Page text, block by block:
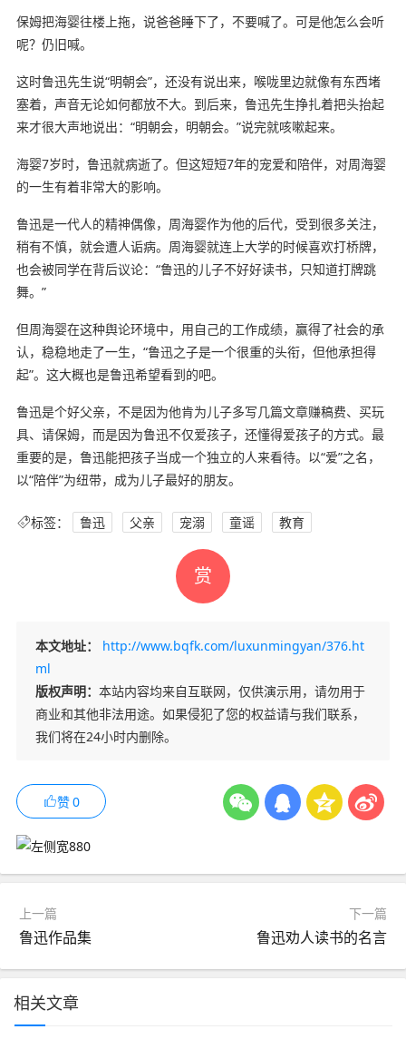
保姆把海婴往楼上拖，说爸爸睡下了，不要喊了。可是他怎么会听
呢？仍旧喊。
这时鲁迅先生说“明朝会”，还没有说出来，喉咙里边就像有东西堵
塞着，声音无论如何都放不大。到后来，鲁迅先生挣扎着把头抬起
来才很大声地说出：“明朝会，明朝会。”说完就咳嗽起来。
海婴7岁时，鲁迅就病逝了。但这短短7年的宠爱和陪伴，对周海婴
的一生有着非常大的影响。
鲁迅是一代人的精神偶像，周海婴作为他的后代，受到很多关注，
稍有不慎，就会遭人诟病。周海婴就连上大学的时候喜欢打桥牌，
也会被同学在背后议论：“鲁迅的儿子不好好读书，只知道打牌跳
舞。”
但周海婴在这种舆论环境中，用自己的工作成绩，赢得了社会的承
认，稳稳地走了一生，“鲁迅之子是一个很重的头衔，但他承担得
起”。这大概也是鲁迅希望看到的吧。
鲁迅是个好父亲，不是因为他肯为儿子多写几篇文章赚稿费、买玩
具、请保姆，而是因为鲁迅不仅爱孩子，还懂得爱孩子的方式。最
重要的是，鲁迅能把孩子当成一个独立的人来看待。以“爱”之名，
以“陪伴”为纽带，成为儿子最好的朋友。
标签： 鲁迅 父亲 宠溺 童谣 教育
赏
本文地址：
http://www.bqfk.com/luxunmingyan/376.ht
ml
版权声明： 本站内容均来自互联网，仅供演示用，请勿用于
商业和其他非法用途。如果侵犯了您的权益请与我们联系，
我们将在24小时内删除。
赞0
上一篇
鲁迅作品集
下一篇
鲁迅劝人读书的名言
相关文章